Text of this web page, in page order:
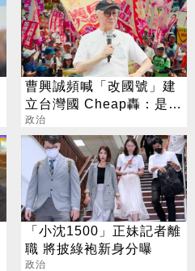
曹興誠頻喊「改國號」建
立台灣國 Cheap轟：是不
是瘋了？
政治
「小沈1500」正妹記者離
職 將披綠袍新身分曝
政治